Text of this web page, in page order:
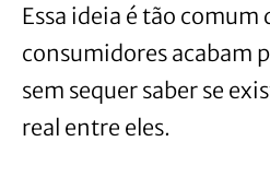
Essa ideia é tão comum
consumidores acabam
sem sequer saber se
real entre eles.